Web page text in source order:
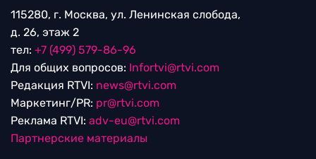
115280, г. Москва, ул. Ленинская слобода,
д. 26, этаж 2
тел: +7 (499) 579-86-96
Для общих вопросов: Infortvi@rtvi.com
Редакция RTVI: news@rtvi.com
Маркетинг/PR: pr@rtvi.com
Реклама RTVI: adv-eu@rtvi.com
Партнерские материалы